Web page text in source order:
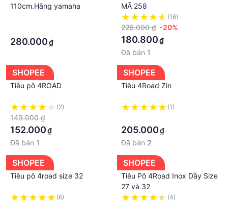
110cm.Hãng yamaha
280.000₫
MÃ 258
(16)
226.000 ₫ -20%
180.800₫
Đã bán 1
SHOPEE
Tiêu pô 4ROAD
(2)
149.000 ₫
152.000₫
Đã bán 1
SHOPEE
Tiêu 4Road Zin
(1)
205.000₫
Đã bán 2
SHOPEE
Tiêu pô 4road size 32
(6)
SHOPEE
Tiêu Pô 4Road Inox Dầy Size
27 và 32
(4)